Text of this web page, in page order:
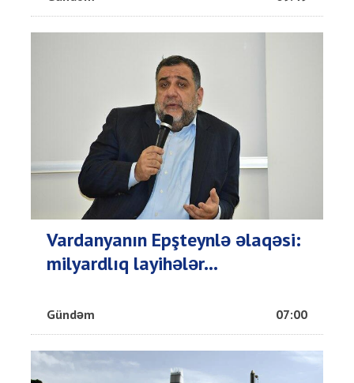
Vardanyanın Epşteynlə əlaqəsi:
milyardlıq layihələr...
Gündəm 07:00